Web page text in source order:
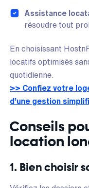
Assistance
résoudre tout
En choisissant
locatifs optimisés
quotidienne.
>> Confiez votre
d’une gestion
Conseils
location
1. Bien choisir